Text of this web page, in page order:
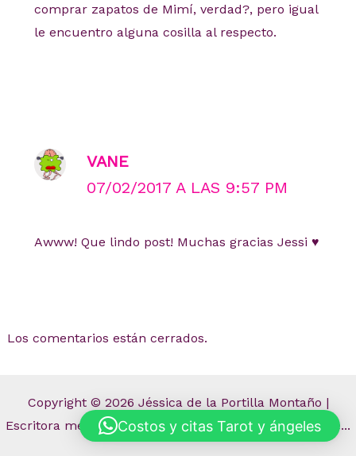
comprar zapatos de Mimí, verdad?, pero igual
le encuentro alguna cosilla al respecto.
VANE
07/02/2017 A LAS 9:57 PM
Awww! Que lindo post! Muchas gracias Jessi ♥
Los comentarios están cerrados.
Copyright © 2026 Jéssica de la Portilla Montaño |
Escritora mexicana | Blog de La Niña TodoMePasa dice...
Costos y citas Tarot y ángeles